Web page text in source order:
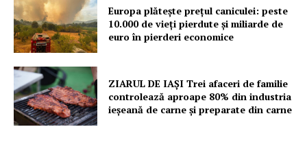
Europa plătește prețul caniculei: peste
10.000 de vieți pierdute și miliarde de
euro în pierderi economice
ZIARUL DE IAȘI Trei afaceri de familie
controlează aproape 80% din industria
ieșeană de carne și preparate din carne